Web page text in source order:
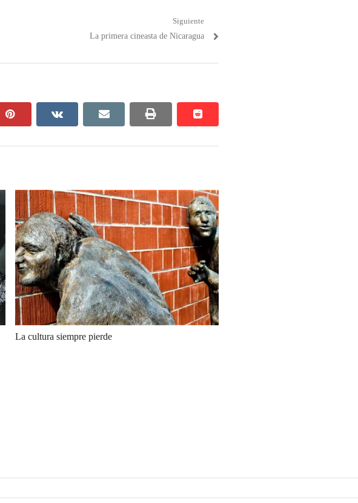
Siguiente
Próximo
La primera cineasta de Nicaragua
pinterest vkontakte email print reddit
reddit
La cultura siempre pierde